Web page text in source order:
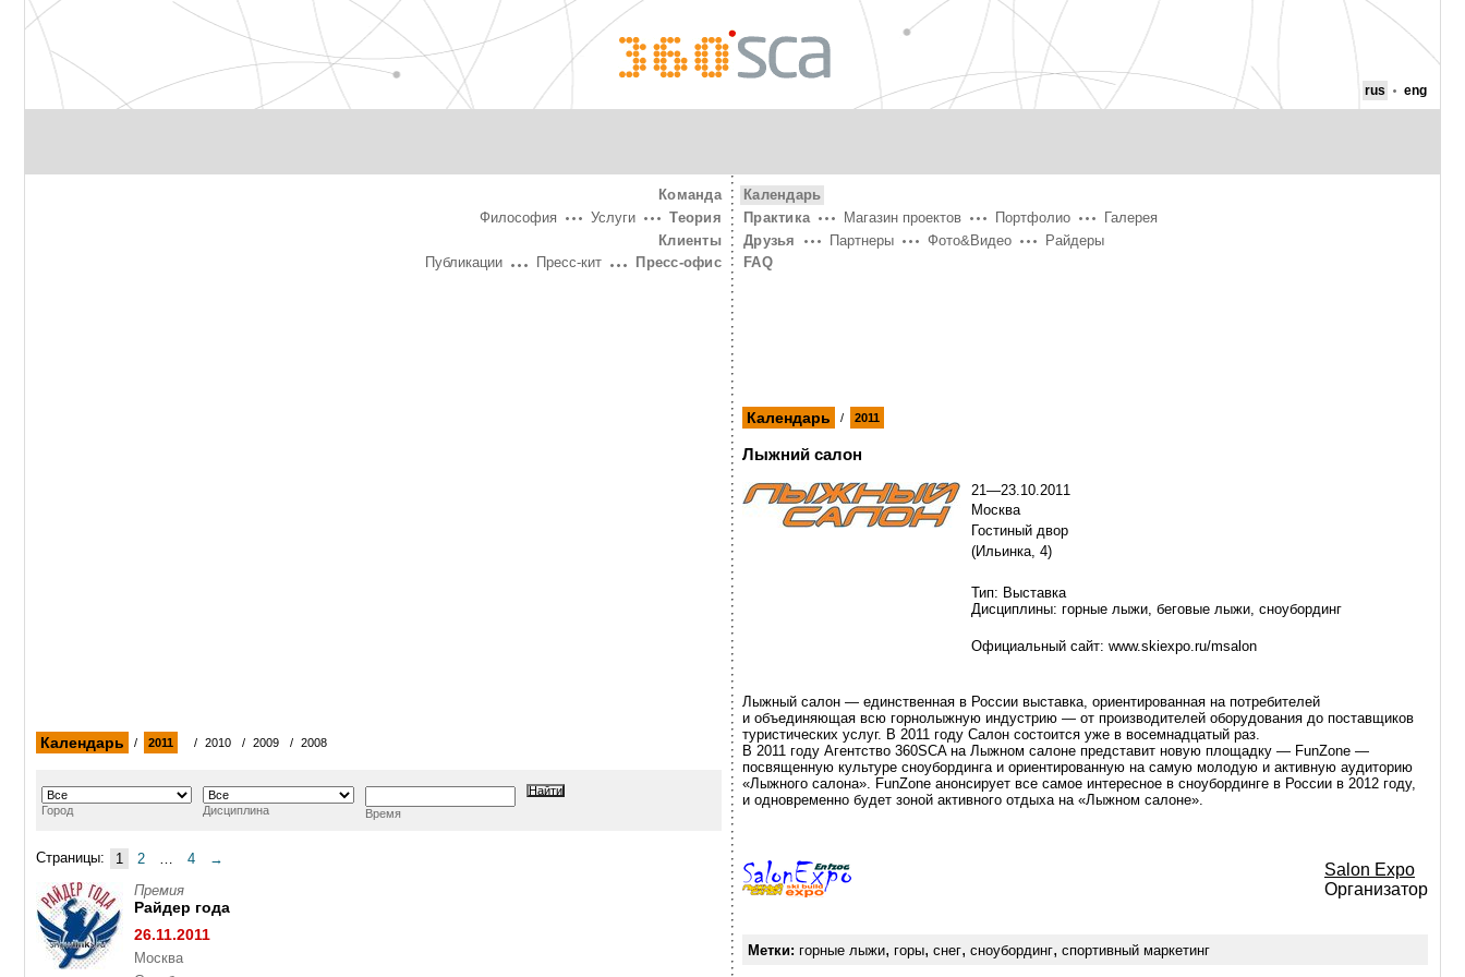
360° SCA
rus eng
Команда
Теория
Услуги
Философия
Клиенты
Пресс-офис
Пресс-кит
Публикации
Календарь / 2011 / 2010 / 2009 / 2008
Город Дисциплина Время
Страницы: 1 2 4
→
Премия
Райдер года
26.11.2011
Москва
Календарь
Практика
Магазин проектов Портфолио
Галерея
Друзья
Партнеры Фото&Видео
Райдеры
FAQ
Календарь / 2011
Лыжний салон
21—23.10.2011
Москва
Гостиный двор
(Ильинка, 4)
Тип: Выставка
Дисциплины: горные лыжи, беговые лыжи, cноубординг
Официальный сайт: www.skiexpo.ru/msalon
Лыжный салон — единственная в России выставка, ориентированная на потребителей
и объединяющая всю горнолыжную индустрию — от производителей оборудования до поставщиков
туристических услуг. В 2011 году Салон состоится уже в восемнадцатый раз.
В 2011 году Агентство 360SCA на Лыжном салоне представит новую площадку — FunZone —
посвященную культуре сноубординга и ориентированную на самую молодую и активную аудиторию
«Лыжного салона». FunZone анонсирует все самое интересное в сноубординге в России в 2012 году,
и одновременно будет зоной активного отдыха на «Лыжном салоне».
Salon Expo
Организатор
Метки: горные лыжи, горы, снег, сноубординг, спортивный маркетинг